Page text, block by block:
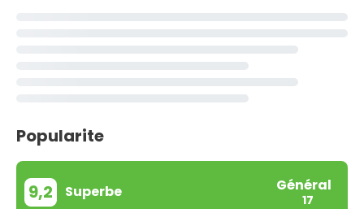
Popularite
9,2 Superbe Général
17